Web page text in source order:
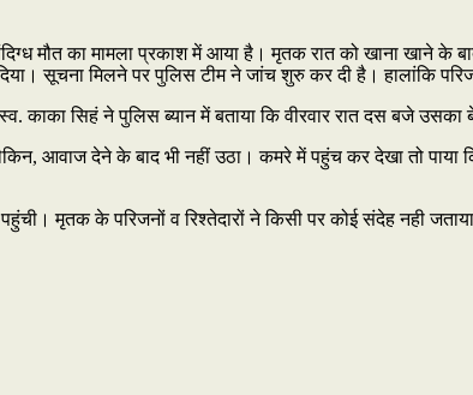
संदिग्ध मौत का मामला प्रकाश में आया है। मृतक रात को खाना
सूचना मिलने पर पुलिस टीम ने जांच शुरु कर दी है। हालांकि
काका सिहं ने पुलिस ब्यान में बताया कि वीरवार रात दस बजे
आवाज देने के बाद भी नहीं उठा। कमरे में पहुंच कर देखा तो पाया
मृतक के परिजनों व रिश्तेदारों ने किसी पर कोई संदेह नही जताया।